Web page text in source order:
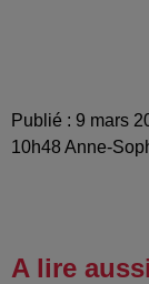
Publié : 9 mars
10h48 Anne-
A lire aussi